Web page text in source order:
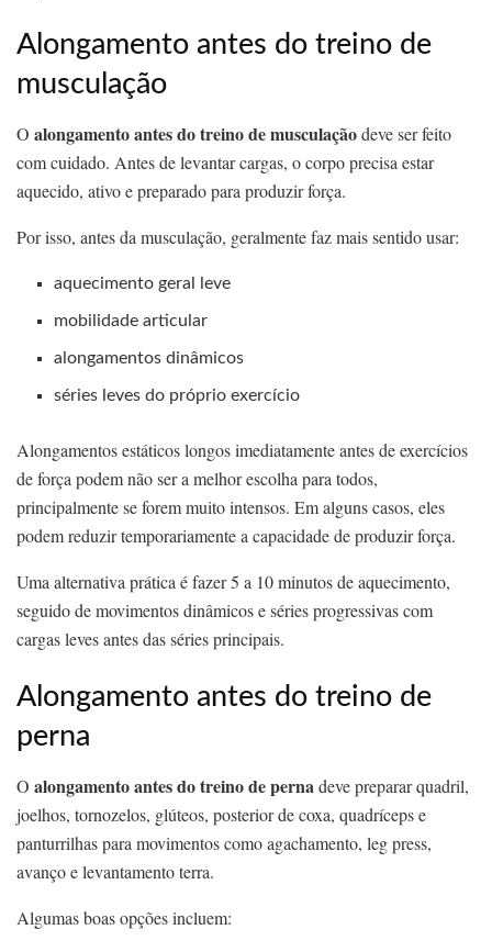
Alongamento antes do treino de
musculação
O alongamento antes do treino de musculaçãodeve ser feito
com cuidado. Antes de levantar cargas, o corpo precisa estar
aquecido, ativo e preparado para produzir força.
Por isso, antes da musculação, geralmente faz mais sentido usar:
aquecimento geral leve
mobilidade articular
alongamentos dinâmicos
séries leves do próprio exercício
Alongamentos estáticos longos imediatamente antes de exercícios
de força podem não ser a melhor escolha para todos,
principalmente se forem muito intensos. Em alguns casos, eles
podem reduzir temporariamente a capacidade de produzir força.
Uma alternativa prática é fazer 5 a 10 minutos de aquecimento,
seguido de movimentos dinâmicos e séries progressivas com
cargas leves antes das séries principais.
Alongamento antes do treino de
perna
O alongamento antes do treino de pernadeve preparar quadril,
joelhos, tornozelos, glúteos, posterior de coxa, quadríceps e
panturrilhas para movimentos como agachamento, leg press,
avanço e levantamento terra.
Algumas boas opções incluem: